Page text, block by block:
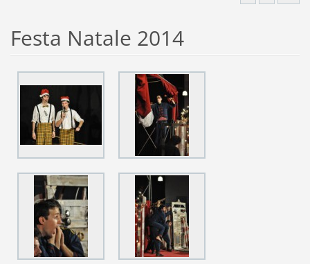
Festa Natale 2014